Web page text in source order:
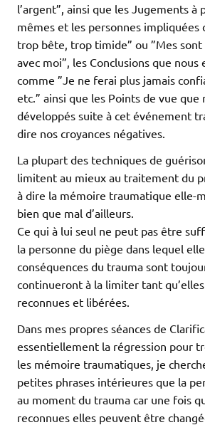
l’argent”, ainsi que les Jugements à
mêmes et les personnes impliquées
trop bête, trop timide” ou ”Mes
avec moi”, les Conclusions que nous
comme ”Je ne ferai plus jamais
etc.” ainsi que les Points de vue que
développés suite à cet événement
dire nos croyances négatives.
La plupart des techniques de
limitent au mieux au traitement du
à dire la mémoire traumatique elle-
bien que mal d’ailleurs.
Ce qui à lui seul ne peut pas être
la personne du piège dans lequel
conséquences du trauma sont
continueront à la limiter tant
reconnues et libérées.
Dans mes propres séances de
essentiellement la régression pour
les mémoire traumatiques, je
petites phrases intérieures que la
au moment du trauma car une fois
reconnues elles peuvent être